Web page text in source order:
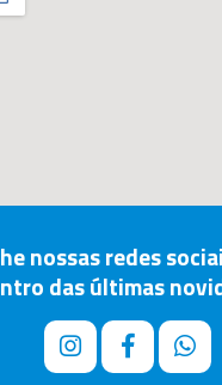
nossas redes
das últimas